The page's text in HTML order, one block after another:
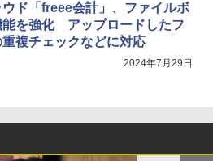
ド「freee会計」、ファイルボ
能を強化 アップロードしたフ
重複チェックなどに対応
2024年7月29日